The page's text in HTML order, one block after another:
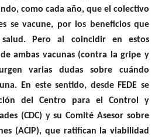
como cada año, que el colectivo
se vacune, por los beneficios que
Pero al coincidir en estos
ambas vacunas (contra la gripe y
varias dudas sobre cuándo
En este sentido, desde FEDE se
del Centro para el Control y
(CDC) y su Comité Asesor sobre
(ACIP), que ratifican la viabilidad